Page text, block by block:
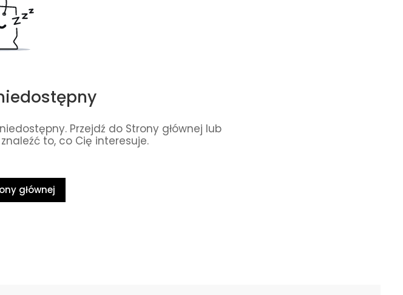
Przejdź do Strony głównej lub
to, co Cię interesuje.
głównej